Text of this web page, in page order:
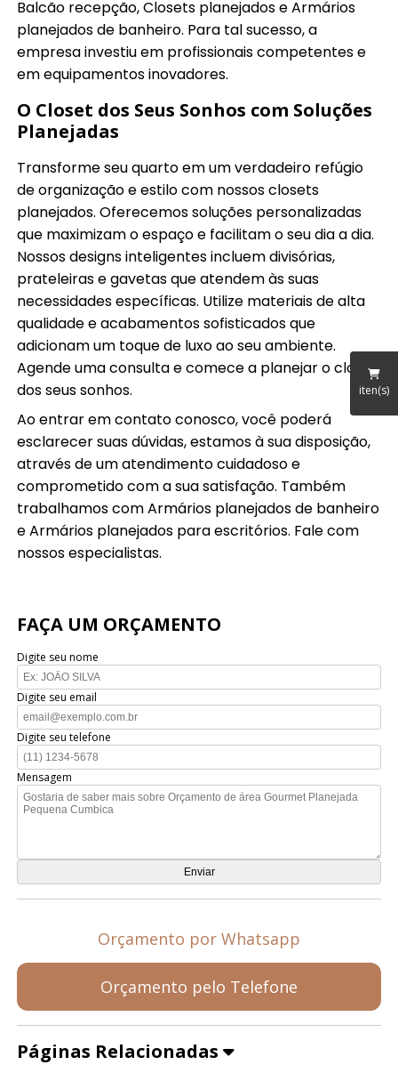
iten(s)
Balcão recepção, Closets planejados e Armários
planejados de banheiro. Para tal sucesso, a
empresa investiu em profissionais competentes e
em equipamentos inovadores.
O Closet dos Seus Sonhos com Soluções
Planejadas
Transforme seu quarto em um verdadeiro refúgio
de organização e estilo com nossos closets
planejados. Oferecemos soluções personalizadas
que maximizam o espaço e facilitam o seu dia a dia.
Nossos designs inteligentes incluem divisórias,
prateleiras e gavetas que atendem às suas
necessidades específicas. Utilize materiais de alta
qualidade e acabamentos sofisticados que
adicionam um toque de luxo ao seu ambiente.
Agende uma consulta e comece a planejar o closet
dos seus sonhos.
Ao entrar em contato conosco, você poderá
esclarecer suas dúvidas, estamos à sua disposição,
através de um atendimento cuidadoso e
comprometido com a sua satisfação. Também
trabalhamos com Armários planejados de banheiro
e Armários planejados para escritórios. Fale com
nossos especialistas.
FAÇA UM ORÇAMENTO
Digite seu nome
Digite seu email
Digite seu telefone
Mensagem
Orçamento por Whatsapp
Orçamento pelo Telefone
Páginas Relacionadas